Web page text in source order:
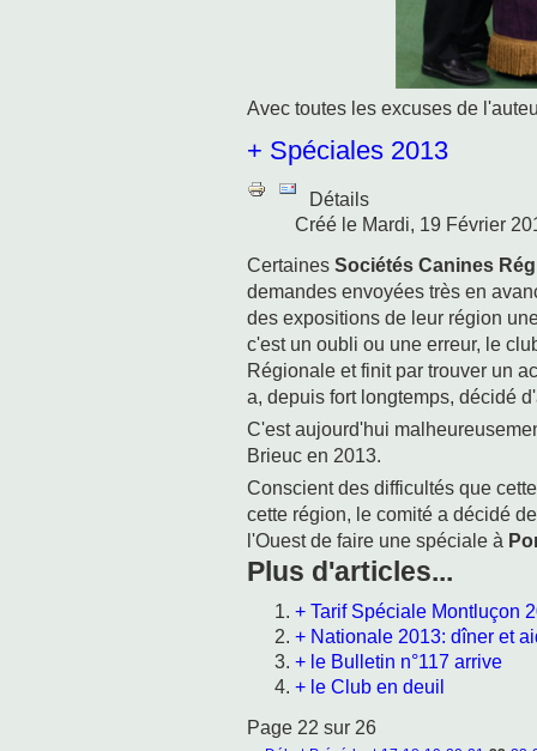
Avec toutes les excuses de
+ Spéciales 2013
Détails
Créé le Mardi, 19 Février
Certaines Sociétés Canines
demandes envoyées très en
des expositions de leur région
c'est un oubli ou une erreur, le
Régionale et finit par trouver un
a, depuis fort longtemps, décidé
C'est aujourd'hui
Brieuc en 2013.
Conscient des difficultés que
cette région, le comité a décidé
l'Ouest de faire une spéciale à
Plus d'articles...
+ Tarif Spéciale Montluçon
+ Nationale 2013: dîner et
+ le Bulletin n°117 arrive
+ le Club en deuil
Page 22 sur 26